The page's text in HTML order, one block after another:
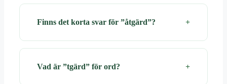
Finns det korta svar för ”åtgärd”?
Vad är ”tgärd” för ord?